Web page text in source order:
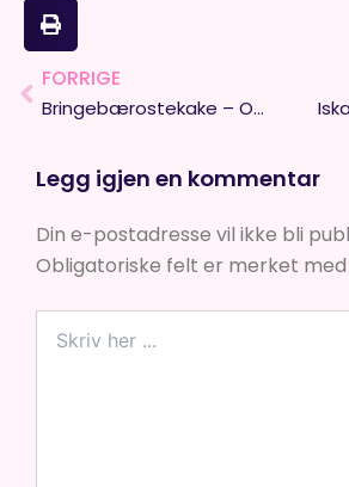
Prev
FORRIGE
Bringebærostekake – Ostekake med bringebærsmak
Legg igjen en kommentar
Din e-postadresse vil ikke bli
Obligatoriske felt er merket med
her